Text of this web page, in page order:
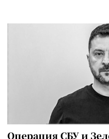
Операция СБУ и